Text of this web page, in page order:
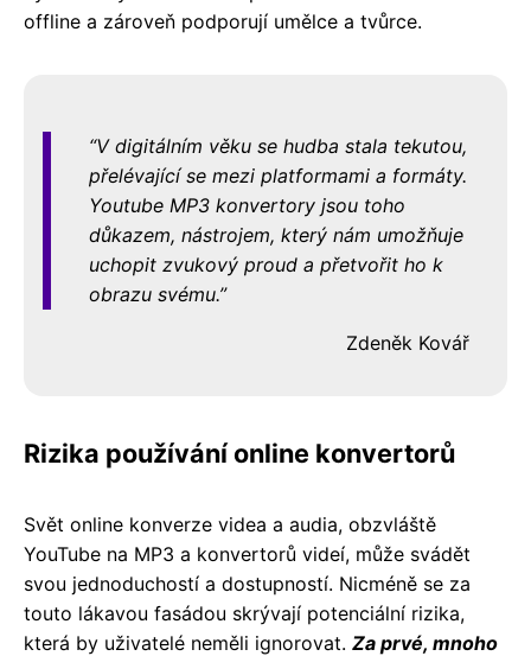
offline a zároveň podporují umělce a tvůrce.
V digitálním věku se hudba stala tekutou,
přelévající se mezi platformami a formáty.
Youtube MP3 konvertory jsou toho
důkazem, nástrojem, který nám umožňuje
uchopit zvukový proud a přetvořit ho k
obrazu svému.
Zdeněk Kovář
Rizika používání online konvertorů
Svět online konverze videa a audia, obzvláště
YouTube na MP3 a konvertorů videí, může svádět
svou jednoduchostí a dostupností. Nicméně se za
touto lákavou fasádou skrývají potenciální rizika,
která by uživatelé neměli ignorovat. Za prvé, mnoho